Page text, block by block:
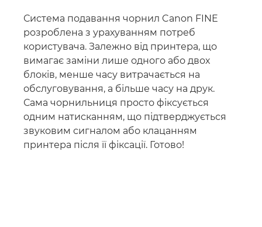
Система подавання чорнил Canon FINE
розроблена з урахуванням потреб
користувача. Залежно від принтера, що
вимагає заміни лише одного або двох
блоків, менше часу витрачається на
обслуговування, а більше часу на друк.
Сама чорнильниця просто фіксується
одним натисканням, що підтверджується
звуковим сигналом або клацанням
принтера після її фіксації. Готово!